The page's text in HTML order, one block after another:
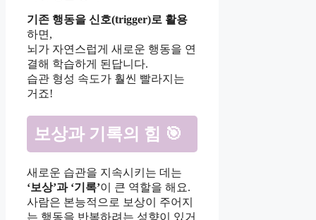
기존 행동을 신호(trigger)로 활용
하면,
뇌가 자연스럽게 새로운 행동을 연
결해 학습하게 된답니다.
습관 형성 속도가 훨씬 빨라지는
거죠!
보상과 기록의 힘 🎯
새로운 습관을 지속시키는 데는
‘보상’과 ‘기록’이 큰 역할을 해요.
사람은 본능적으로 보상이 주어지
는 행동을 반복하려는 성향이 있거